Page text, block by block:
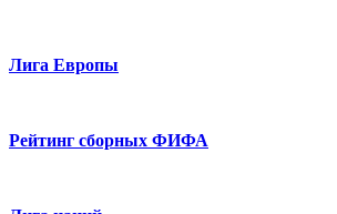
Лига Европы
Рейтинг сборных ФИФА